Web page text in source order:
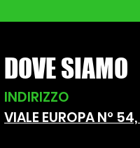
DOVE SIAMO
INDIRIZZO
VIALE EUROPA N° 54,